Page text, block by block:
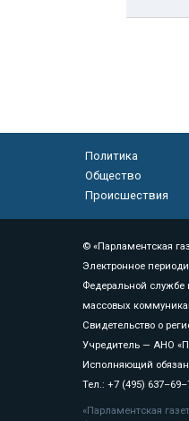
Политика
Общество
Происшествия
© «Парламентская
Электронное
Федеральной службе
массовых
Свидетельство о
Учредитель — АНО
Исполняющий
Тел.: +7 (495)
«Парламентская